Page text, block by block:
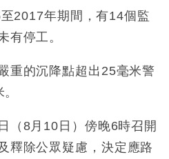
磯高球場活動前 男子攜槍彈被捕
落至51 企業擴張放慢兼縮減人
大金屬關稅範圍 14類產品或加徵
2017年期間，有14個監
有停工。
重的沉降點超出25毫米警
（8月10日）傍晚6時召開
釋除公眾疑慮，決定應路